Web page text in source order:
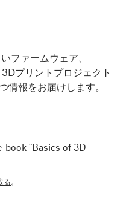
ファームウェア、
プリントプロジェクト
情報をお届けします。
book "Basics of 3D
る。